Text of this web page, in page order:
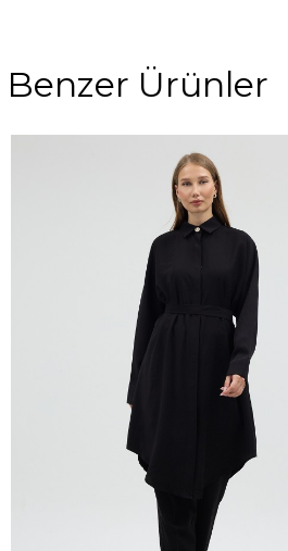
Benzer Ürünler